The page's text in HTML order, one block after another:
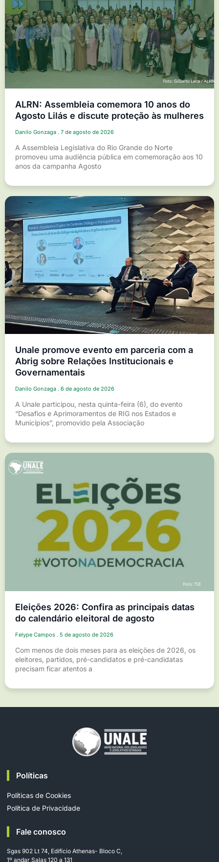
ALRN: Assembleia comemora 10 anos do
Agosto Lilás e discute proteção às mulheres
Danilo Gonzaga 7 de agosto de 2026
A Assembleia Legislativa do Rio Grande do Norte
promoveu uma audiência pública em comemoração aos 10
anos da campanha Agosto
Unale promove evento em parceria com a
Abrig sobre Relações Institucionais e
Governamentais
Danilo Gonzaga 6 de agosto de 2026
A Unale participou, nesta quinta-feira (6), do evento
“Desafios e Aprimoramentos de RIG nos Estados e
Municípios”, promovido pela Associação
Eleições 2026: Confira as principais datas
do calendário eleitoral de agosto
Felype Campos 5 de agosto de 2026
Com menos de dois meses para as eleições de 2026, os
eleitores, partidos, pré-candidatos e pré-candidatas
precisam ficar atentos a
Políticas
Políticas de Cookies
Política de Privacidade
Fale conosco
Sgas 902 Lt 74, Edifício Athenas- Bloco C,
1º andar Salas 120 a 131